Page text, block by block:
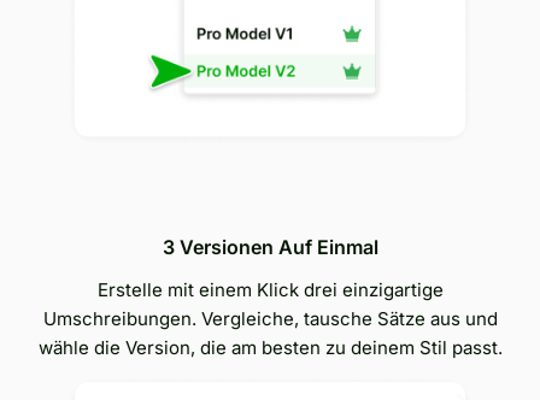
3 Versionen Auf Einmal
Erstelle mit einem Klick drei einzigartige
Umschreibungen. Vergleiche, tausche Sätze aus und
wähle die Version, die am besten zu deinem Stil passt.